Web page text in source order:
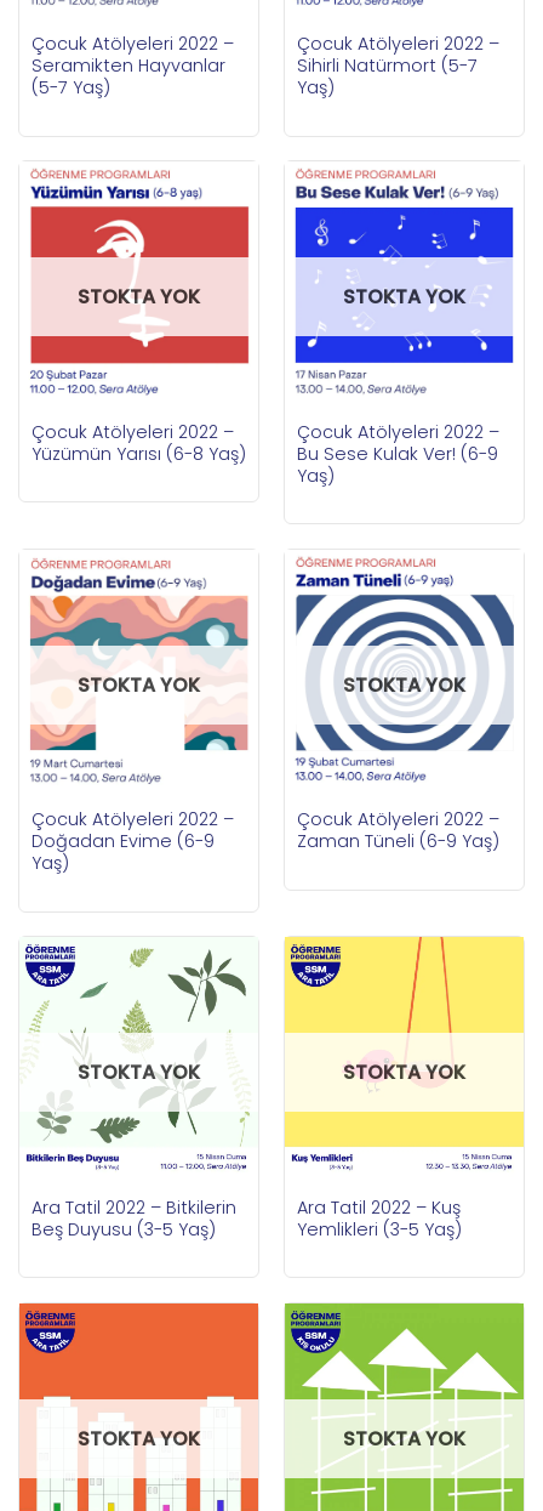
Çocuk Atölyeleri 2022 –
Seramikten Hayvanlar
(5-7 Yaş)
Çocuk Atölyeleri 2022 –
Sihirli Natürmort (5-7
Yaş)
STOKTA YOK
Çocuk Atölyeleri 2022 –
Yüzümün Yarısı (6-8 Yaş)
STOKTA YOK
Çocuk Atölyeleri 2022 –
Bu Sese Kulak Ver! (6-9
Yaş)
STOKTA YOK
Çocuk Atölyeleri 2022 –
Doğadan Evime (6-9
Yaş)
STOKTA YOK
Çocuk Atölyeleri 2022 –
Zaman Tüneli (6-9 Yaş)
STOKTA YOK
Ara Tatil 2022 – Bitkilerin
Beş Duyusu (3-5 Yaş)
STOKTA YOK
Ara Tatil 2022 – Kuş
Yemlikleri (3-5 Yaş)
STOKTA YOK STOKTA YOK